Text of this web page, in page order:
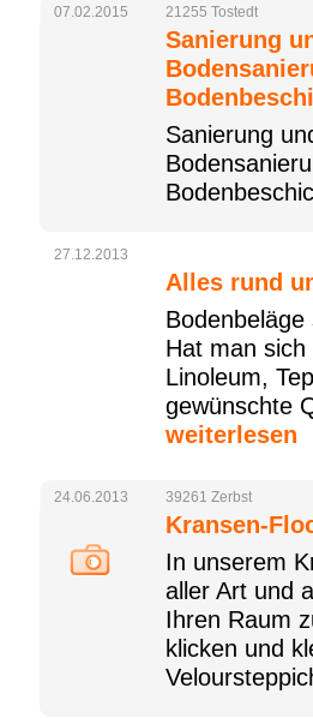
07.02.2015 21255 Tostedt
Sanierung
Sanierung
27.12.2013
Alles rund
Hat man
Linoleum,
gewünschte
weiterlesen
24.06.2013 39261 Zerbst
Kransen-
In unserem
aller Art und
Ihren Raum
klicken und